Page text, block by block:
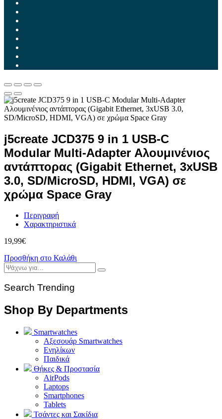
j5create JCD375 9 in 1 USB-C
Modular Multi-Adapter Αλουμινένιος
αντάπτορας (Gigabit Ethernet, 3xUSB
3.0, SD/MicroSD, HDMI, VGA) σε
χρώμα Space Gray
Περιγραφή
Χαρακτηριστικά
19,99€
Προσθήκη στο Καλάθι
Search Trending
Shop By Departments
Smartwatches
Αξεσουάρ Smartwatches
Ενηλίκων
Παιδικά
Θήκες & Προστασία
AirPods
Laptops
Smartphones
Tablets
Τσάντες και Σακίδια